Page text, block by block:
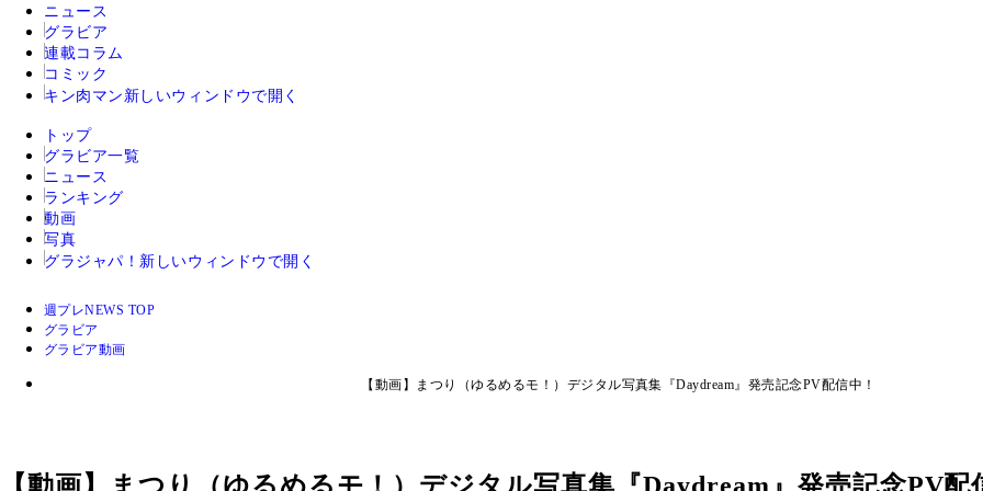
ニュース
グラビア
連載コラム
コミック
キン肉マン 新しいウィンドウで開く
トップ
グラビア一覧
ニュース
ランキング
動画
写真
グラジャパ！ 新しいウィンドウで開く
週プレNEWS TOP
グラビア
グラビア動画
【動画】まつり（ゆるめるモ！）デジタル写真集『Daydream』発売記念PV配信中！
【動画】まつり（ゆるめるモ！）デジタル写真集『Daydream』発売記念PV配